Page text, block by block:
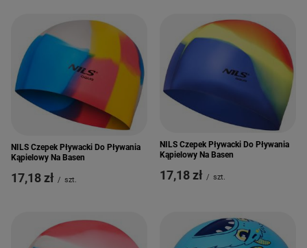
NILS Czepek Pływacki Do Pływania
Kąpielowy Na Basen
17,18 zł / szt.
NILS Czepek Pływacki Do Pływania
Kąpielowy Na Basen
17,18 zł / szt.